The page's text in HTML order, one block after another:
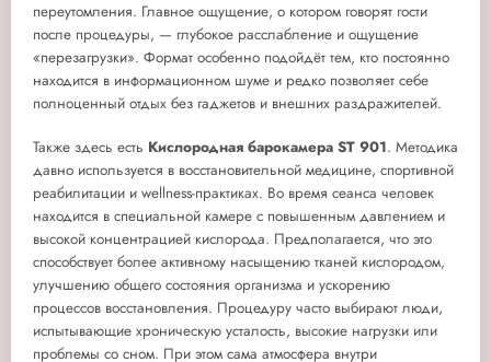
переутомления. Главное ощущение, о котором говорят гости
после процедуры, — глубокое расслабление и ощущение
«перезагрузки». Формат особенно подойдёт тем, кто постоянно
находится в информационном шуме и редко позволяет себе
полноценный отдых без гаджетов и внешних раздражителей.
Также здесь есть Кислородная барокамера ST 901. Методика
давно используется в восстановительной медицине, спортивной
реабилитации и wellness-практиках. Во время сеанса человек
находится в специальной камере с повышенным давлением и
высокой концентрацией кислорода. Предполагается, что это
способствует более активному насыщению тканей кислородом,
улучшению общего состояния организма и ускорению
процессов восстановления. Процедуру часто выбирают люди,
испытывающие хроническую усталость, высокие нагрузки или
проблемы со сном. При этом сама атмосфера внутри